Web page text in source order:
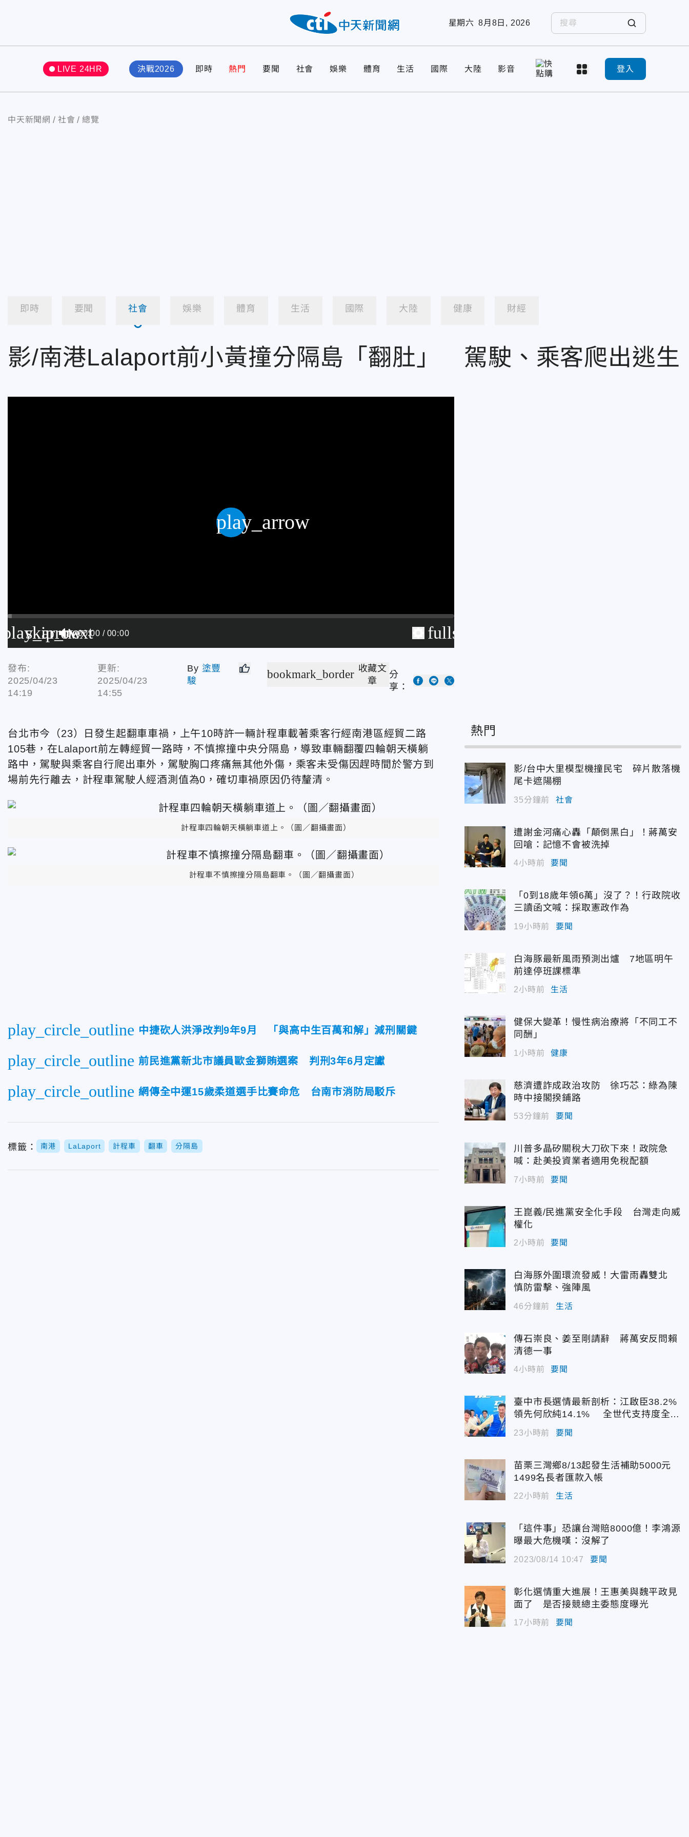
星期六 8月8日, 2026
LIVE 24HR 決戰2026 即時 熱門 要聞 社會 娛樂 體育 生活 國際 大陸 影音 登入
中天新聞網 社會 總覽
即時 要聞 社會 娛樂 體育 生活 國際 大陸 健康 財經
影/南港Lalaport前小黃撞分隔島「翻肚」 駕駛、乘客爬出逃生
play_arrow
skip_next
00:00 00:00 fullscreen
play_arrow
發布:
2025/04/23
14:19
更新:
2025/04/23
14:55
By 塗豐
駿
bookmark_border 收藏文
章
分
享：
台北市今（23）日發生起翻車車禍，上午10時許一輛計程車載著乘客行經南港區經貿二路
105巷，在Lalaport前左轉經貿一路時，不慎擦撞中央分隔島，導致車輛翻覆四輪朝天橫躺
路中，駕駛與乘客自行爬出車外，駕駛胸口疼痛無其他外傷，乘客未受傷因趕時間於警方到
場前先行離去，計程車駕駛人經酒測值為0，確切車禍原因仍待釐清。
計程車四輪朝天橫躺車道上。（圖／翻攝畫面）
計程車不慎擦撞分隔島翻車。（圖／翻攝畫面）
play_circle_outline 中捷砍人洪淨改判9年9月 「與高中生百萬和解」減刑關鍵
play_circle_outline 前民進黨新北市議員歐金獅賄選案 判刑3年6月定讞
play_circle_outline 網傳全中運15歲柔道選手比賽命危 台南市消防局駁斥
標籤： 南港 LaLaport 計程車 翻車 分隔島
熱門
影/台中大里模型機撞民宅 碎片散落機
尾卡遮陽棚
35分鐘前 社會
遭謝金河痛心轟「顛倒黑白」！蔣萬安
回嗆：記憶不會被洗掉
4小時前 要聞
「0到18歲年領6萬」沒了？！行政院收
三讀函文喊：採取憲政作為
19小時前 要聞
白海豚最新風雨預測出爐 7地區明午
前達停班課標準
2小時前 生活
健保大變革！慢性病治療將「不同工不
同酬」
1小時前 健康
慈濟遭詐成政治攻防 徐巧芯：綠為陳
時中接閣揆鋪路
53分鐘前 要聞
川普多晶矽關稅大刀砍下來！政院急
喊：赴美投資業者適用免稅配額
7小時前 要聞
王崑義/民進黨安全化手段 台灣走向威
權化
2小時前 要聞
白海豚外圍環流發威！大雷雨轟雙北
慎防雷擊、強陣風
46分鐘前 生活
傳石崇良、姜至剛請辭 蔣萬安反問賴
清德一事
4小時前 要聞
臺中市長選情最新剖析：江啟臣38.2%
領先何欣純14.1% 全世代支持度全面
居首
23小時前 要聞
苗栗三灣鄉8/13起發生活補助5000元
1499名長者匯款入帳
22小時前 生活
「這件事」恐讓台灣賠8000億！李鴻源
曝最大危機嘆：沒解了
2023/08/14 10:47 要聞
彰化選情重大進展！王惠美與魏平政見
面了 是否接競總主委態度曝光
17小時前 要聞